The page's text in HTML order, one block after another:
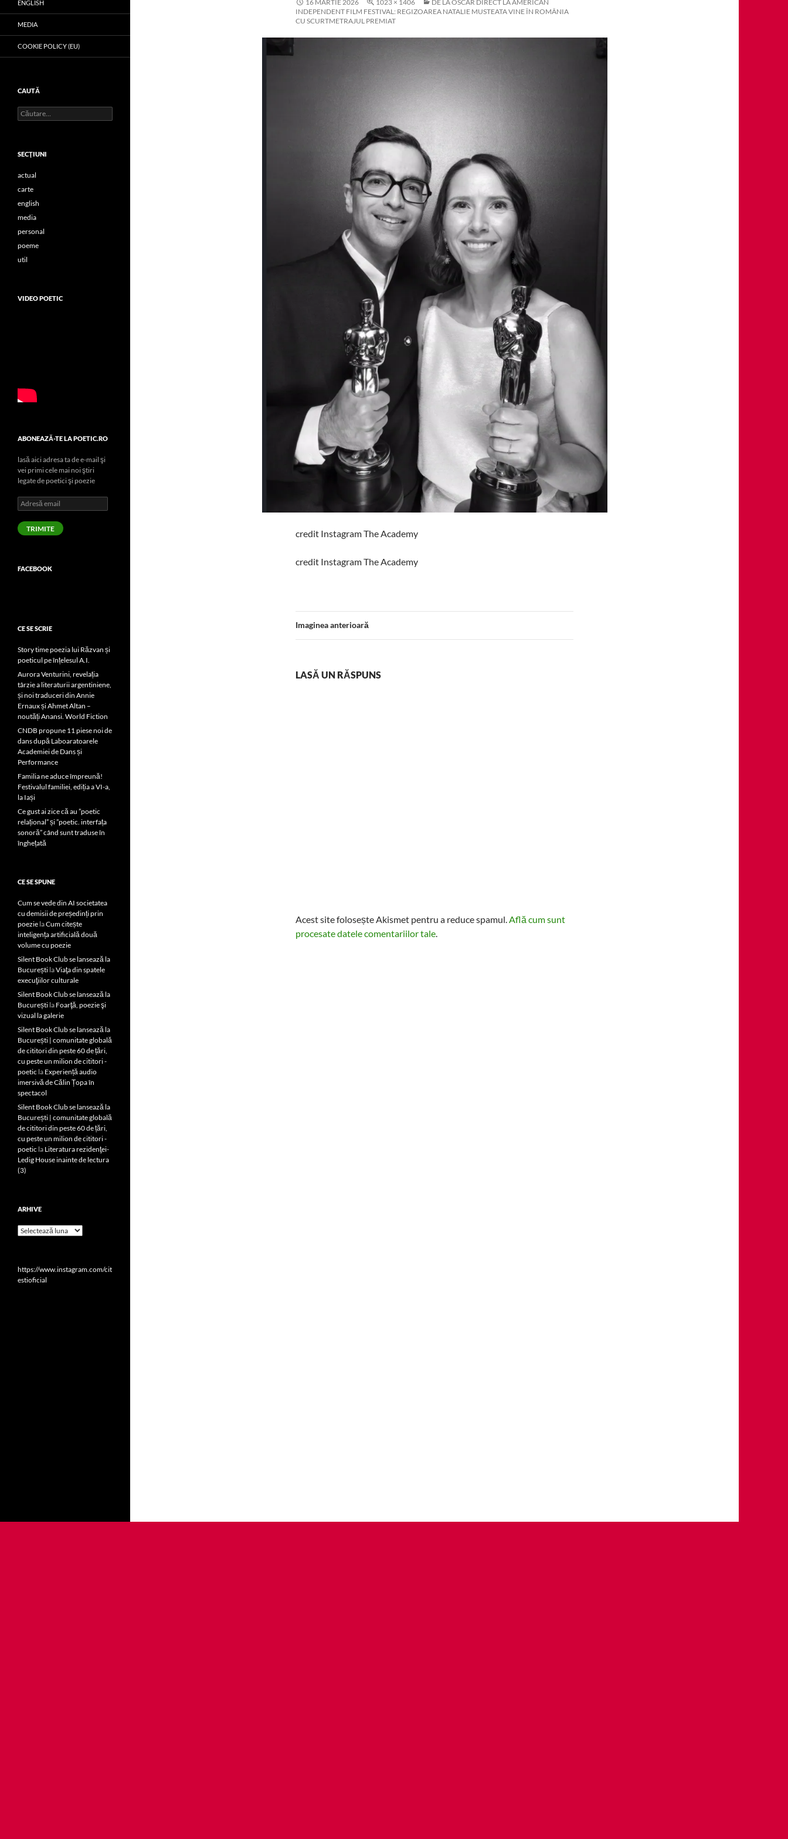
16 MARTIE 2026 1023 × 1406
DE LA OSCAR DIRECT LA AMERICAN
INDEPENDENT FILM FESTIVAL: REGIZOAREA NATALIE MUSTEATA VINE ÎN ROMÂNIA
CU SCURTMETRAJUL PREMIAT
credit Instagram The Academy
credit Instagram The Academy
Imaginea anterioară
LASĂ UN RĂSPUNS
Acest site folosește Akismet pentru a reduce spamul. Află cum sunt
procesate datele comentariilor tale
ENGLISH
MEDIA
COOKIE POLICY (EU)
CAUTĂ
Caută
după:
SECŢIUNI
actual
carte
english
media
personal
poeme
util
VIDEO POETIC
ABONEAZĂ-TE LA POETIC.RO
lasă aici adresa ta de e-mail şi
vei primi cele mai noi ştiri
legate de poetici şi poezie
Adresă
email
TRIMITE
FACEBOOK
CE SE SCRIE
Story time poezia lui Răzvan și
poeticul pe înțelesul A.I.
Aurora Venturini, revelația
târzie a literaturii argentiniene,
și noi traduceri din Annie
Ernaux și Ahmet Altan –
noutăți Anansi. World Fiction
CNDB propune 11 piese noi de
dans după Laboaratoarele
Academiei de Dans și
Performance
Familia ne aduce împreună!
Festivalul familiei, ediția a VI-a,
la Iași
Ce gust ai zice că au ”poetic
relațional” și ”poetic. interfața
sonoră” când sunt traduse în
înghețată
CE SE SPUNE
Cum se vede din AI societatea
cu demisii de președinți prin
poezie laCum citește
inteligența artificială două
volume cu poezie
Silent Book Club se lansează la
București laViaţa din spatele
execuţiilor culturale
Silent Book Club se lansează la
București la Foarţă, poezie şi
vizual la galerie
Silent Book Club se lansează la
București | comunitate globală
de cititori din peste 60 de țări,
cu peste un milion de cititori -
poetic la Experiență audio
imersivă de Călin Țopa în
spectacol
Silent Book Club se lansează la
București | comunitate globală
de cititori din peste 60 de țări,
cu peste un milion de cititori -
poetic la Literatura rezidenţei-
Ledig House inainte de lectura
(3)
ARHIVE
Arhive
https://www.instagram.com/cit
estioficial